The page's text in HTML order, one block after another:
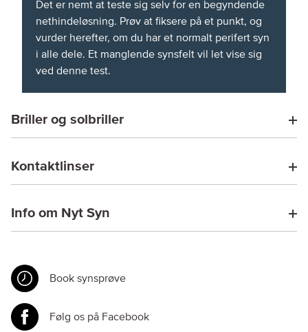
Det er nemt at teste sig selv for en begyndende
nethindeløsning. Prøv at fiksere på et punkt, og
vurder herefter, om du har et normalt perifert syn
i alle dele. Et manglende synsfelt vil let vise sig
ved denne test.
Briller og solbriller
Kontaktlinser
Info om Nyt Syn
Book synsprøve
Følg os på Facebook